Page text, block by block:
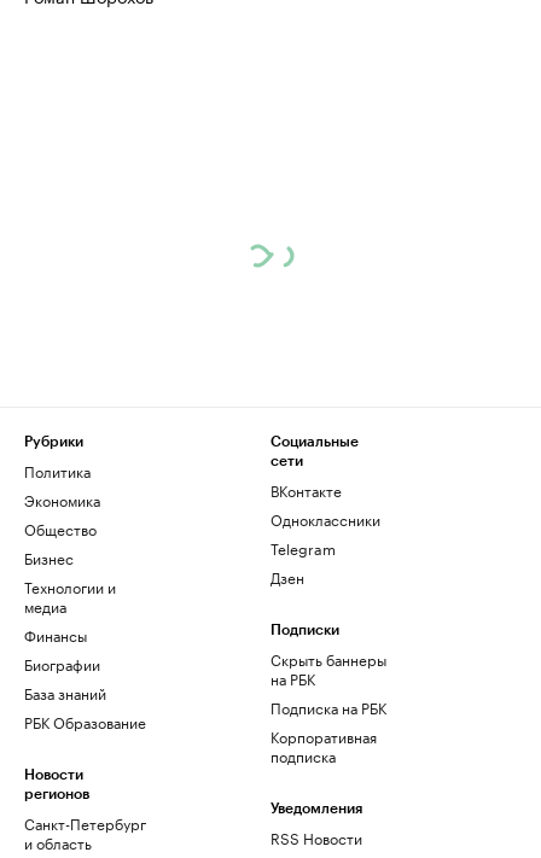
Рубрики
Политика
Экономика
Общество
Бизнес
Технологии и
медиа
Финансы
Биографии
База знаний
РБК Образование
Новости
регионов
Санкт-Петербург
и область
Социальные
сети
ВКонтакте
Одноклассники
Telegram
Дзен
Подписки
Скрыть баннеры
на РБК
Подписка на РБК
Корпоративная
подписка
Уведомления
RSS Новости